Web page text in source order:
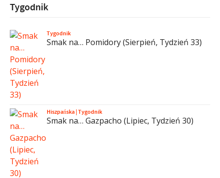
Tygodnik
Tygodnik
Smak na… Pomidory (Sierpień, Tydzień 33)
Hiszpańska|Tygodnik
Smak na… Gazpacho (Lipiec, Tydzień 30)